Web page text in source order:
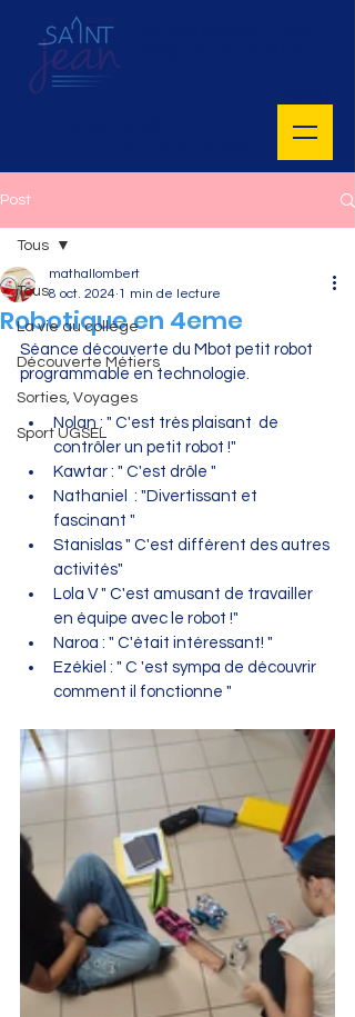
Post
Tous
La vie au collège
Découverte Métiers
Sorties, Voyages
Sport UGSEL
Tous
Robotique en 4eme
mathallombert
8 oct. 2024 1 min de lecture
Séance découverte du Mbot petit robot
programmable en technologie.
Nolan : " C'est très plaisant  de
contrôler un petit robot !"
Kawtar : " C'est drôle "
Nathaniel  : "Divertissant et
fascinant "
Stanislas " C'est différent des autres
activités"
Lola V " C'est amusant de travailler
en équipe avec le robot !"
Naroa : " C'était intéressant! "
Ezékiel : " C 'est sympa de découvrir
comment il fonctionne "